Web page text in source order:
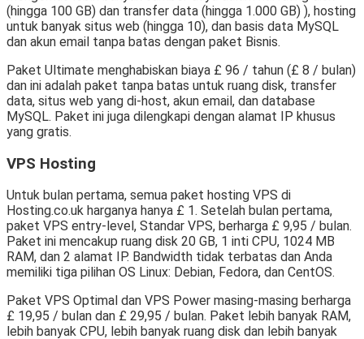
(hingga 100 GB) dan transfer data (hingga 1.000 GB) ), hosting
untuk banyak situs web (hingga 10), dan basis data MySQL
dan akun email tanpa batas dengan paket Bisnis.
Paket Ultimate menghabiskan biaya £ 96 / tahun (£ 8 / bulan)
dan ini adalah paket tanpa batas untuk ruang disk, transfer
data, situs web yang di-host, akun email, dan database
MySQL. Paket ini juga dilengkapi dengan alamat IP khusus
yang gratis.
VPS Hosting
Untuk bulan pertama, semua paket hosting VPS di
Hosting.co.uk harganya hanya £ 1. Setelah bulan pertama,
paket VPS entry-level, Standar VPS, berharga £ 9,95 / bulan.
Paket ini mencakup ruang disk 20 GB, 1 inti CPU, 1024 MB
RAM, dan 2 alamat IP. Bandwidth tidak terbatas dan Anda
memiliki tiga pilihan OS Linux: Debian, Fedora, dan CentOS.
Paket VPS Optimal dan VPS Power masing-masing berharga
£ 19,95 / bulan dan £ 29,95 / bulan. Paket lebih banyak RAM,
lebih banyak CPU, lebih banyak ruang disk dan lebih banyak